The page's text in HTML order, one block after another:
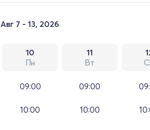
Авг 7 - 13, 2026
10
Пн
11
Вт
09:00
10:00
09:00
10:00